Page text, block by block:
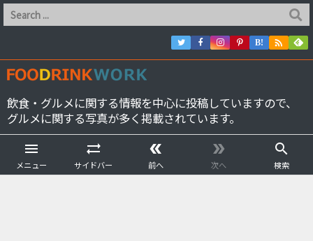
飲食・グルメに関する情報を中心に投稿していますので、
グルメに関する写真が多く掲載されています。

メニュー

サイドバー

前へ

次へ

検索
B! 